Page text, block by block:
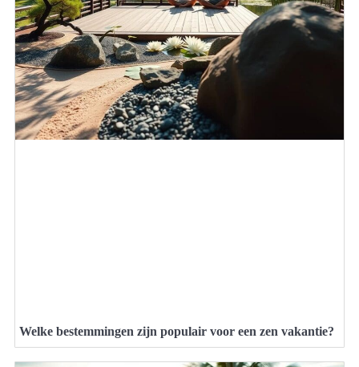
Welke bestemmingen zijn populair voor een zen vakantie?